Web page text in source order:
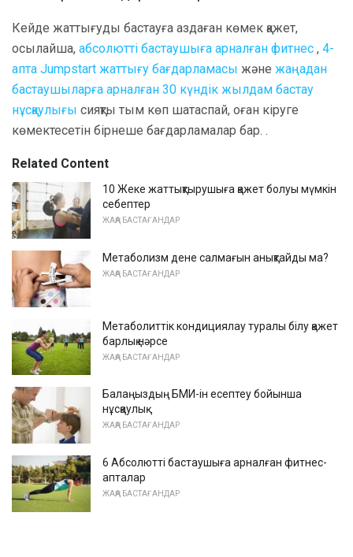
Кейде жаттығуды бастауға аздаған көмек қажет,
осылайша, абсолютті бастаушыға арналған фитнес , 4-
апта Jumpstart жаттығу бағдарламасы және жаңадан
бастаушыларға арналған 30 күндік жылдам бастау
нұсқаулығы сияқты тым көп шатаспай, оған кіруге
көмектесетін бірнеше бағдарламалар бар. .
Related Content
10 Жеке жаттықтырушыға қажет болуы мүмкін
себептер
ЖАҢА БАСТАҒАНДАР
Метаболизм дене салмағын анықтайды ма?
ЖАҢА БАСТАҒАНДАР
Метаболиттік кондициялау туралы білу қажет
барлық нәрсе
ЖАҢА БАСТАҒАНДАР
Балаңыздың БМИ-ін есептеу бойынша
нұсқаулық
ЖАҢА БАСТАҒАНДАР
6 Абсолютті бастаушыға арналған фитнес-
апталар
ЖАҢА БАСТАҒАНДАР